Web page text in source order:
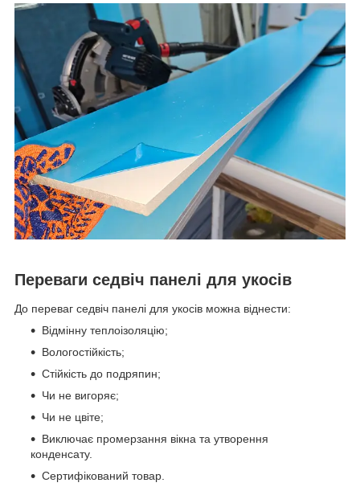
Переваги седвіч панелі для укосів
До переваг седвіч панелі для укосів можна віднести:
Відмінну теплоізоляцію;
Вологостійкість;
Стійкість до подряпин;
Чи не вигоряє;
Чи не цвіте;
Виключає промерзання вікна та утворення
конденсату.
Сертифікований товар.